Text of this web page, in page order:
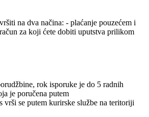
na dva načina: - plaćanje pouzećem i
za koji ćete dobiti uputstva prilikom
rok isporuke je do 5 radnih
je poručena putem
vrši se putem kurirske službe na teritoriji